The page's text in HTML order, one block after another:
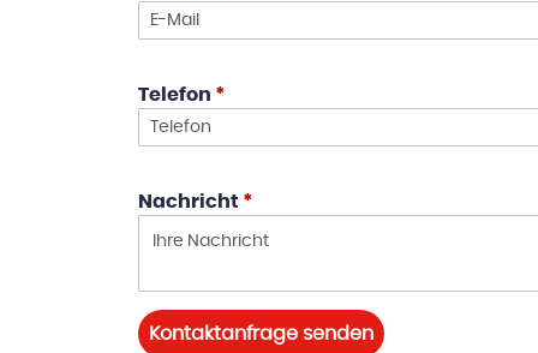
Telefon *
Nachricht *
Kontaktanfrage senden